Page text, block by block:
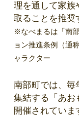
理を通して家族
取ることを推奨
※なべまるは「南
ョン推進条例（通
ャラクター
南部町では、毎
集結する「あお
開催されてい